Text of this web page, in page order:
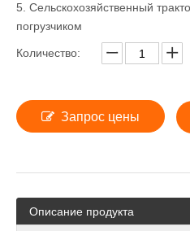
5. Сельскохозяйственный
погрузчиком
Количество:
Запрос цены
Описание продукта